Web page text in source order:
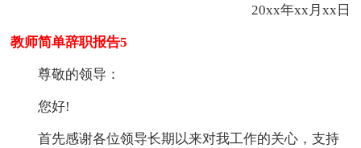
20xx年xx月xx日
教师简单辞职报告5
尊敬的领导：
您好!
首先感谢各位领导长期以来对我工作的关心，支持